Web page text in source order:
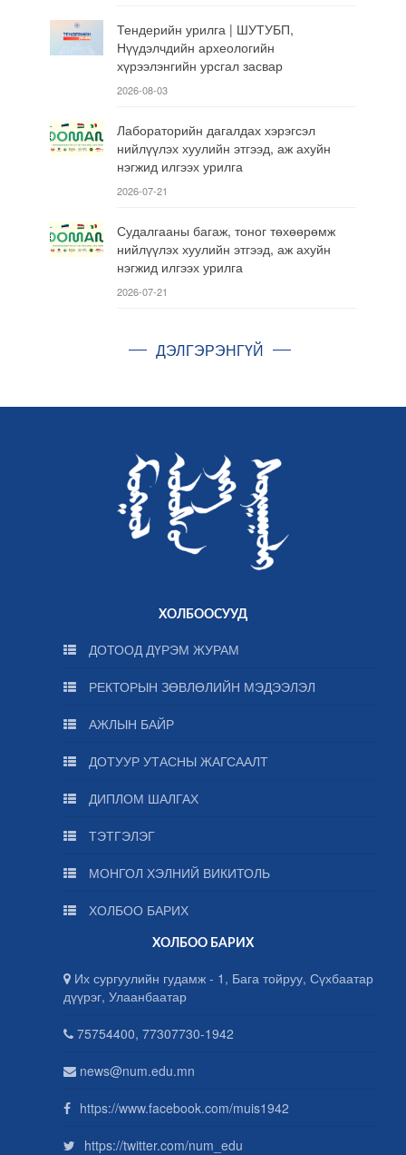
Тендерийн урилга | ШУТУБП,
Нүүдэлчдийн археологийн
хүрээлэнгийн урсгал засвар
2026-08-03
Лабораторийн дагалдах хэрэгсэл
нийлүүлэх хуулийн этгээд, аж ахуйн
нэгжид илгээх урилга
2026-07-21
Судалгааны багаж, тоног төхөөрөмж
нийлүүлэх хуулийн этгээд, аж ахуйн
нэгжид илгээх урилга
2026-07-21
ДЭЛГЭРЭНГҮЙ
ХОЛБООСУУД
ДОТООД ДҮРЭМ ЖУРАМ
РЕКТОРЫН ЗӨВЛӨЛИЙН МЭДЭЭЛЭЛ
АЖЛЫН БАЙР
ДОТУУР УТАСНЫ ЖАГСААЛТ
ДИПЛОМ ШАЛГАХ
ТЭТГЭЛЭГ
МОНГОЛ ХЭЛНИЙ ВИКИТОЛЬ
ХОЛБОО БАРИХ
ХОЛБОО БАРИХ
Их сургуулийн гудамж - 1, Бага тойруу, Сүхбаатар
дүүрэг, Улаанбаатар
75754400, 77307730-1942
news@num.edu.mn
https://www.facebook.com/muis1942
https://twitter.com/num_edu